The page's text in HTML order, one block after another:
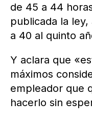
de 45 a 44
publicada la
a 40 al quinto
Y aclara que
máximos
empleador que
hacerlo sin